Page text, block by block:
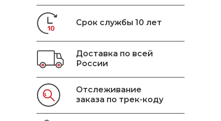
Срок службы 10 лет
Доставка по всей
России
Отслеживание
заказа по трек-коду